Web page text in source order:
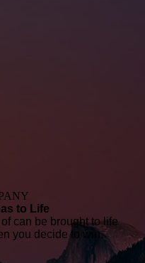
to Life
can be brought to life
you decide to win.